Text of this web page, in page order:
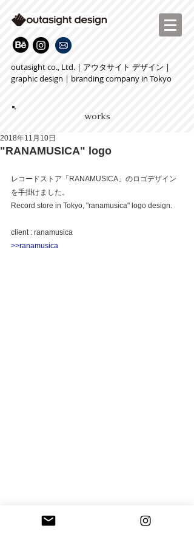
outasight co., Ltd. | アウタサイト デザイン |
graphic design | branding company in Tokyo
works
"RANAMUSICA" logo
2018年11月10日
レコードストア「RANAMUSICA」のロゴデザイン
を手掛けました。
Record store in Tokyo, "ranamusica" logo design.
client : ranamusica
>>ranamusica